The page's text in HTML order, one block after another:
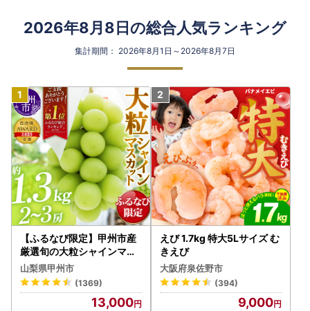
2026年8月8日の総合人気ランキング
集計期間： 2026年8月1日～2026年8月7日
【ふるなび限定】甲州市産
厳選旬の大粒シャインマス
カット 約1.3kg 2～3房【2
026年発送】（MG）B12-
472 FN-Limited-VO シャ
インマスカット フルーツ
山梨県甲州市
(1369)
13,000
えび 1.7kg 特大5Lサイズ む
きえび
大阪府泉佐野市
(394)
9,000